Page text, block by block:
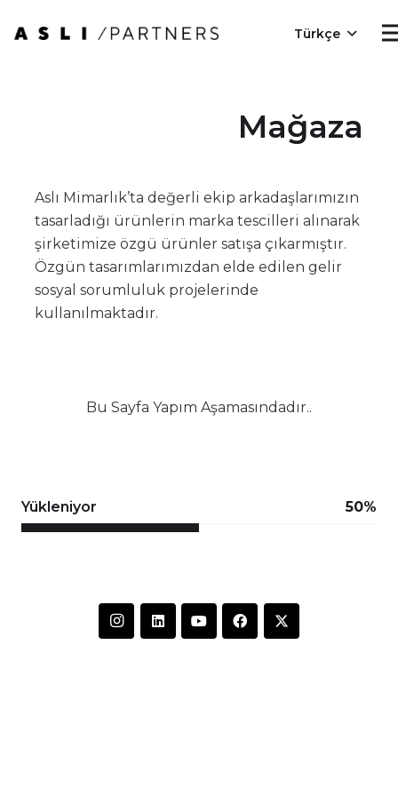
Türkçe
Mağaza
Aslı Mimarlık’ta değerli ekip arkadaşlarımızın
tasarladığı ürünlerin marka tescilleri alınarak
şirketimize özgü ürünler satışa çıkarmıştır.
Özgün tasarımlarımızdan elde edilen gelir
sosyal sorumluluk projelerinde
kullanılmaktadır.
Bu Sayfa Yapım Aşamasındadır..
Yükleniyor 50%